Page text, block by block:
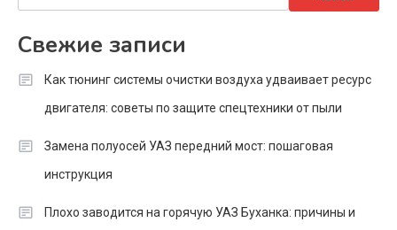
Свежие записи
Как тюнинг системы очистки воздуха удваивает ресурс
двигателя: советы по защите спецтехники от пыли
Замена полуосей УАЗ передний мост: пошаговая
инструкция
Плохо заводится на горячую УАЗ Буханка: причины и